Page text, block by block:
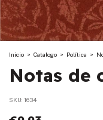
Inicio > Catalogo > Política >
Notas de
SKU: 1634